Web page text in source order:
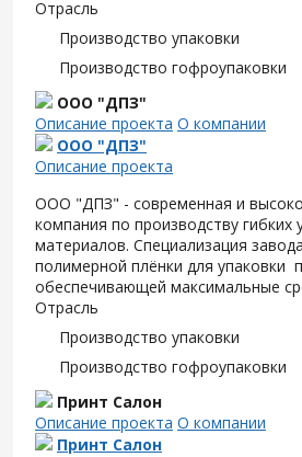
Отрасль
Производство упаковки
Производство гофроупаковки
ООО "ДПЗ"
Описание проекта О компании
ООО "ДПЗ"
Описание проекта
ООО "ДПЗ" - современная и
компания по производству гибких
материалов. Специализация
полимерной плёнки для упаковки
обеспечивающей максимальные
Отрасль
Производство упаковки
Производство гофроупаковки
Принт Салон
Описание проекта О компании
Принт Салон